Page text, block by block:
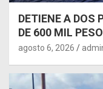
DETIENE A DOS
DE 600 MIL
agosto 6, 2026